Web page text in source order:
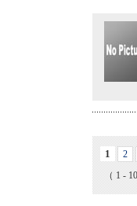
1 2
（ 1 -